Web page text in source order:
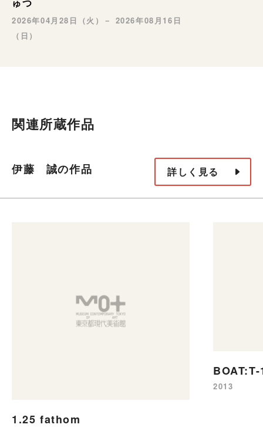
ゅつ
2026年04月28日（火）－ 2026年08月16日
（日）
関連所蔵作品
伊藤 誠の作品 詳しく見る
1.25 fathom
2013